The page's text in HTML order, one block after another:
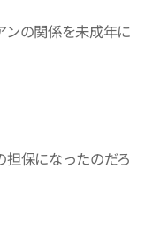
の関係を未成年に
保になったのだろ